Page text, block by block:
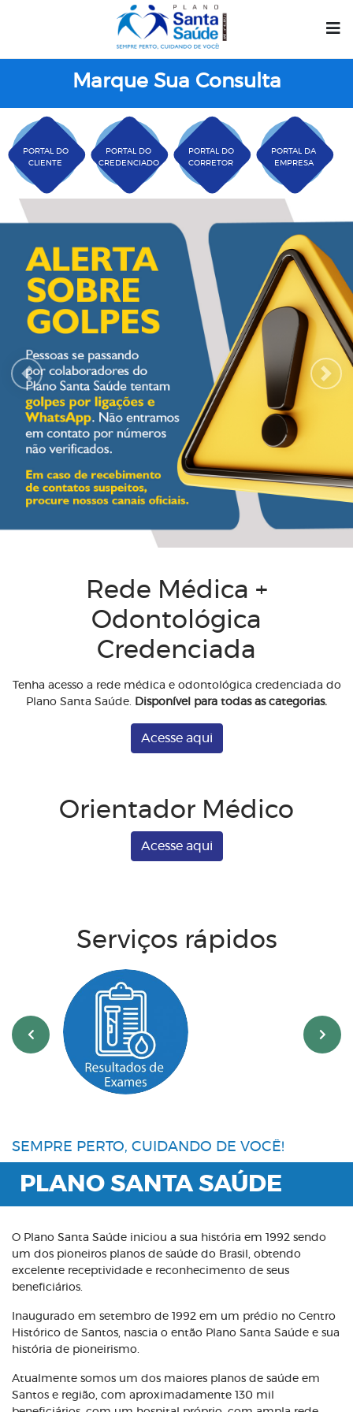
Marque Sua Consulta
PORTAL DO
CLIENTE
PORTAL DO
CREDENCIADO
PORTAL DO
CORRETOR
PORTAL DA
EMPRESA
Plano Santa Casa
Previous Next
Rede Médica +
Odontológica
Credenciada
Tenha acesso a rede médica e odontológica credenciada do
Plano Santa Saúde. Disponível para todas as categorias.
Acesse aqui
Orientador Médico
Acesse aqui
Serviços rápidos
‹ ›
SEMPRE PERTO, CUIDANDO DE VOCÊ!
PLANO SANTA SAÚDE
O Plano Santa Saúde iniciou a sua história em 1992 sendo
um dos pioneiros planos de saúde do Brasil, obtendo
excelente receptividade e reconhecimento de seus
beneficiários.
Inaugurado em setembro de 1992 em um prédio no Centro
Histórico de Santos, nascia o então Plano Santa Saúde e sua
história de pioneirismo.
Atualmente somos um dos maiores planos de saúde em
Santos e região, com aproximadamente 130 mil